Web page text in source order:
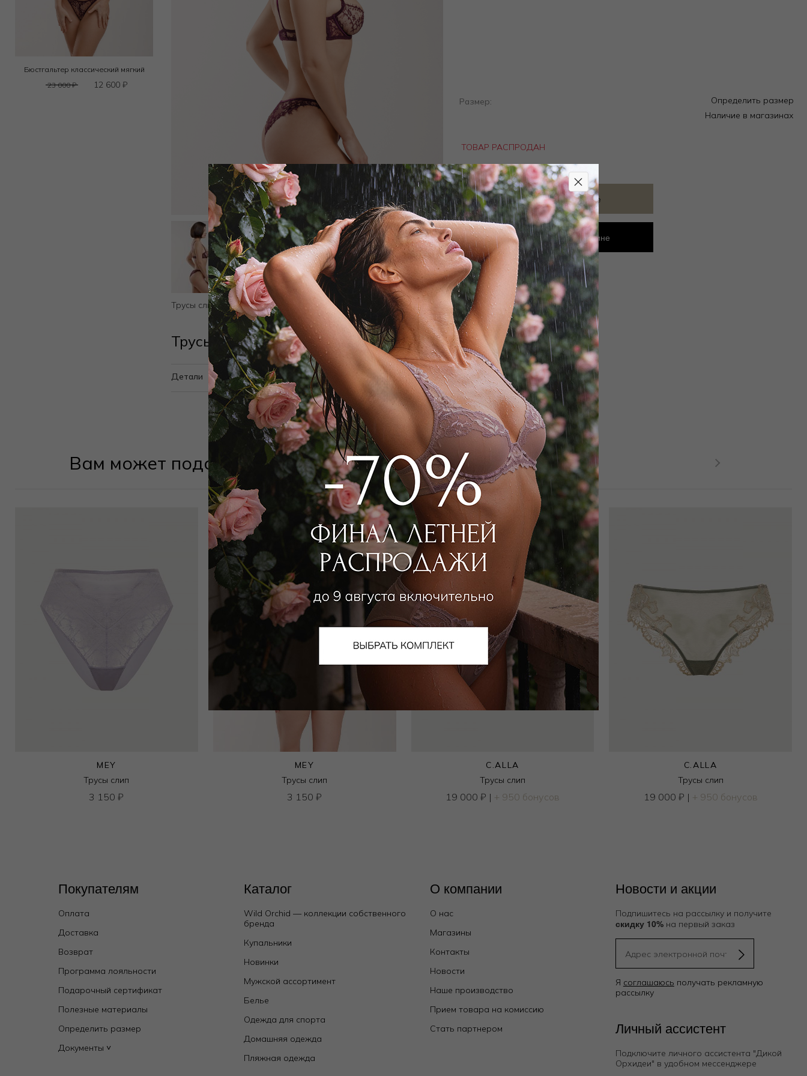
Бюстгальтер классический мягкий
23 000₽ 12 600 ₽
Трусы слип из роскошного кружева, имеют среднюю посадку.
Трусы слип LUN-013-05 Фиолетовый
Детали
Размер:
Определить размер
Наличие в магазинах
ТОВАР РАСПРОДАН
Добавить в избранное
Забронировать в магазине
Вам может подойти
MEY
Трусы слип
3 150₽
MEY
Трусы слип
3 150₽
C.ALLA
Трусы слип
19 000 ₽ | + 950 бонусов
C.ALLA
Трусы слип
19 000 ₽ | + 950 бонусов
Покупателям
Оплата
Доставка
Возврат
Программа лояльности
Подарочный сертификат
Полезные материалы
Определить размер
Документы ˅
Каталог
Wild Orchid — коллекции собственного
бренда
Купальники
Новинки
Мужской ассортимент
Белье
Одежда для спорта
Домашняя одежда
Пляжная одежда
О компании
О нас
Магазины
Контакты
Новости
Наше производство
Прием товара на комиссию
Стать партнером
Новости и акции
Подпишитесь на рассылку и получите
скидку 10%на первый заказ
Я соглашаюсь получать рекламную
рассылку
Личный ассистент
Подключите личного ассистента "Дикой
Орхидеи" в удобном мессенджере